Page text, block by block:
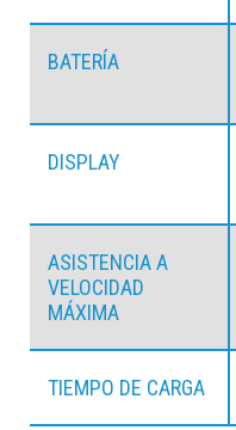
BATERÍA
DISPLAY
ASISTENCIA A
VELOCIDAD
MÁXIMA
TIEMPO DE CARGA